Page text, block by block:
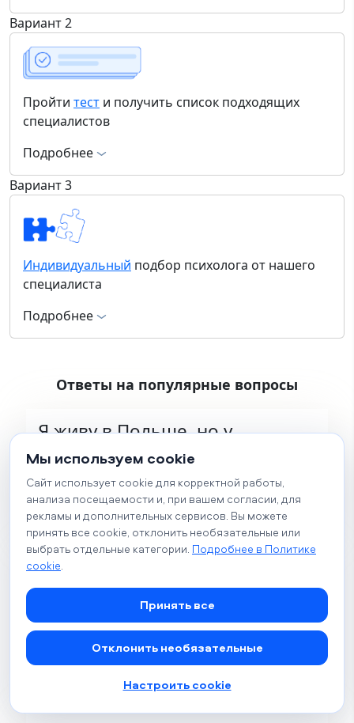
Вариант 2
Пройти тест и получить список подходящих
специалистов
Подробнее
Вариант 3
Индивидуальный подбор психолога от нашего
специалиста
Подробнее
Ответы на популярные вопросы
Я живу в Польше, но у
меня нет карты побыта /
все документы в
процессе. Могу ли я
обратиться?
Безопасно ли
рассказывать психологу
о своих чувствах,
связанных с войной,
переездом и страхами
за будущее?
Мы используем cookie
Сайт использует cookie для корректной работы,
анализа посещаемости и, при вашем согласии, для
рекламы и дополнительных сервисов. Вы можете
принять все cookie, отклонить необязательные или
выбрать отдельные категории. Подробнее в Политике
cookie.
Принять все
Отклонить необязательные
Настроить cookie